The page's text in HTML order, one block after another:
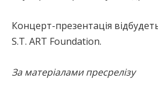
Концерт-презентація
S.T. ART Foundation.
За матеріалами пресрелізу